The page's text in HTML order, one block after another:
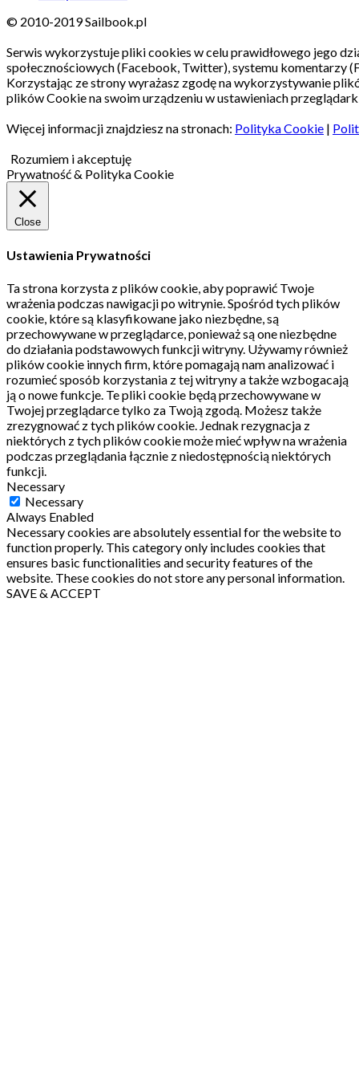
© 2010-2019 Sailbook.pl
Serwis wykorzystuje pliki cookies w celu prawidłowego jego
społecznościowych (Facebook, Twitter), systemu komentarzy
Korzystając ze strony wyrażasz zgodę na wykorzystywanie
plików Cookie na swoim urządzeniu w ustawieniach
Więcej informacji znajdziesz na stronach: Polityka Cookie |
Rozumiem i akceptuję
Prywatność & Polityka Cookie
Close
Ustawienia Prywatności
Ta strona korzysta z plików cookie, aby poprawić Twoje
wrażenia podczas nawigacji po witrynie. Spośród tych plików
cookie, które są klasyfikowane jako niezbędne, są
przechowywane w przeglądarce, ponieważ są one niezbędne
do działania podstawowych funkcji witryny. Używamy również
plików cookie innych firm, które pomagają nam analizować i
rozumieć sposób korzystania z tej witryny a także wzbogacają
ją o nowe funkcje. Te pliki cookie będą przechowywane w
Twojej przeglądarce tylko za Twoją zgodą. Możesz także
zrezygnować z tych plików cookie. Jednak rezygnacja z
niektórych z tych plików cookie może mieć wpływ na wrażenia
podczas przeglądania łącznie z niedostępnością niektórych
funkcji.
Necessary
Necessary
Always Enabled
Necessary cookies are absolutely essential for the website to
function properly. This category only includes cookies that
ensures basic functionalities and security features of the
website. These cookies do not store any personal information.
SAVE & ACCEPT